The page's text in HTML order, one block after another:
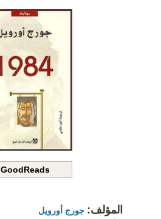
GoodReads
المؤلف: جورج أورويل